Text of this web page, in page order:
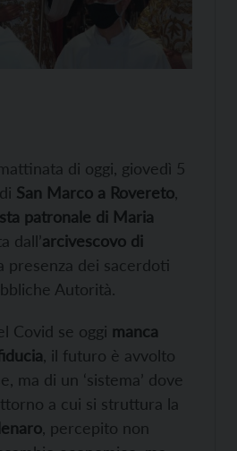
di oggi, giovedì 5
San Marco a Rovereto
patronale di Maria
dall’arcivescovo di
presenza dei sacerdoti
Autorità.
Covid se oggi manca
, il futuro è avvolto
ma di un ‘sistema’ dove
a cui si struttura la
, percepito non